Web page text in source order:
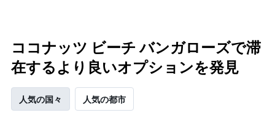
ココナッツ ビーチ バンガローズで滞
在するより良いオプションを発見
人気の国々 人気の都市